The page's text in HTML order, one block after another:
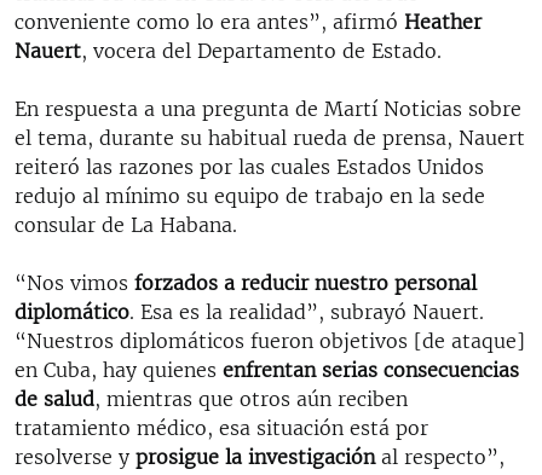
LA INVASIÓN DE RUSIA A UCRANIA
conveniente como lo era antes”, afirmó Heather
Nauert, vocera del Departamento de Estado.
En respuesta a una pregunta de Martí Noticias sobre
el tema, durante su habitual rueda de prensa, Nauert
reiteró las razones por las cuales Estados Unidos
redujo al mínimo su equipo de trabajo en la sede
consular de La Habana.
“Nos vimos forzados a reducir nuestro personal
diplomático. Esa es la realidad”, subrayó Nauert.
“Nuestros diplomáticos fueron objetivos [de ataque]
en Cuba, hay quienes enfrentan serias consecuencias
de salud, mientras que otros aún reciben
tratamiento médico, esa situación está por
resolverse y prosigue la investigaciónal respecto”,